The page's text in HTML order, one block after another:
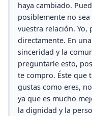
haya cambiado.
posiblemente no
vuestra relación. Yo,
directamente. En
sinceridad y la
preguntarle esto,
te compro. Éste que
gustas como eres,
ya que es mucho
la dignidad y la